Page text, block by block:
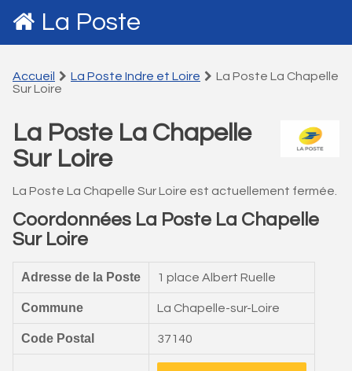
La Poste
Accueil La Poste Indre et Loire
La Poste La Chapelle
Sur Loire
La Poste La Chapelle
Sur Loire
La Poste La Chapelle Sur Loire est actuellement fermée.
Coordonnées La Poste La Chapelle
Sur Loire
Adresse de la Poste 1 place Albert Ruelle
Commune La Chapelle-sur-Loire
Code Postal 37140